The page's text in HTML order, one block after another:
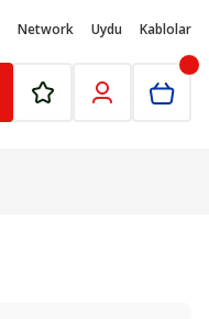
Network Uydu Kablolar